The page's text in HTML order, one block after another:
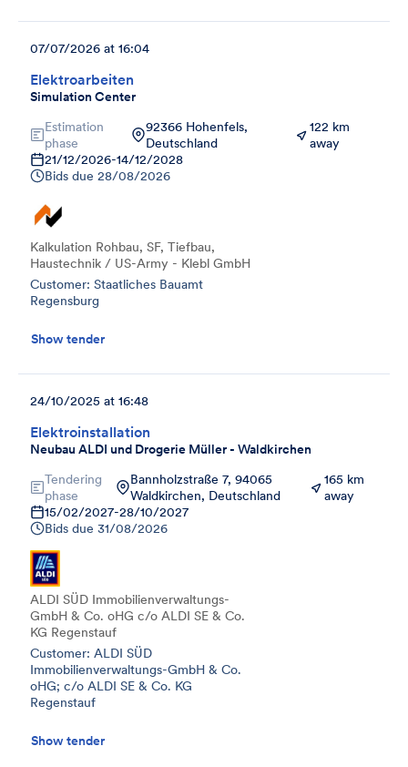
Elektroarbeiten
Simulation Center
07/07/2026 at 16:04
Estimation
phase
92366 Hohenfels,
Deutschland
122 km
away
21/12/2026-14/12/2028
Bids due 28/08/2026
Kalkulation Rohbau, SF, Tiefbau,
Haustechnik / US-Army - Klebl GmbH
Customer: Staatliches Bauamt
Regensburg
Show tender
Elektroinstallation
Neubau ALDI und Drogerie Müller - Waldkirchen
24/10/2025 at 16:48
Tendering
phase
Bannholzstraße 7, 94065
Waldkirchen, Deutschland
165 km
away
15/02/2027-28/10/2027
Bids due 31/08/2026
ALDI SÜD Immobilienverwaltungs-
GmbH & Co. oHG c/o ALDI SE & Co.
KG Regenstauf
Customer: ALDI SÜD
Immobilienverwaltungs-GmbH & Co.
oHG; c/o ALDI SE & Co. KG
Regenstauf
Show tender